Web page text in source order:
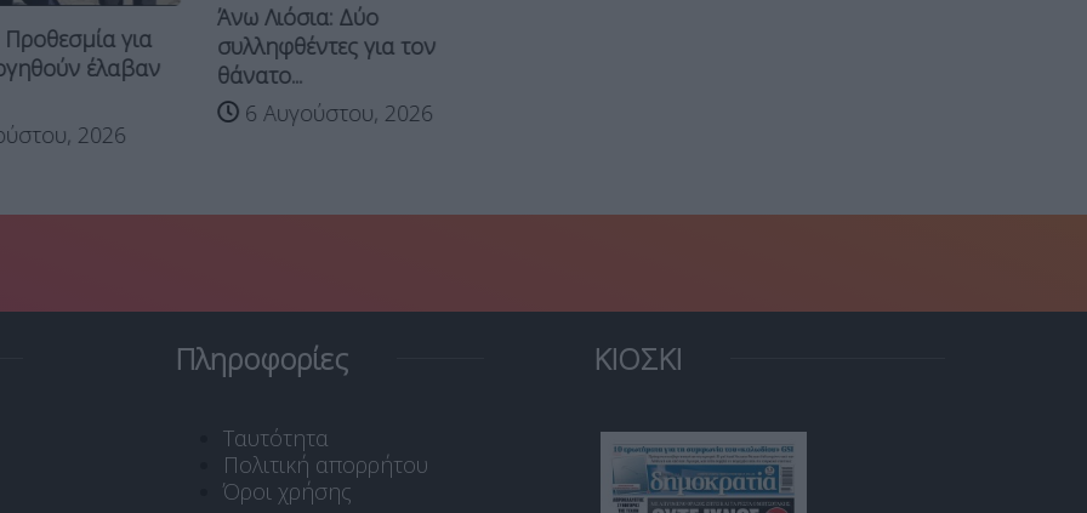
για
έλαβαν
2026
Άνω Λιόσια: Δύο
συλληφθέντες για τον
θάνατο...
6 Αυγούστου, 2026
Πληροφορίες
Ταυτότητα
Πολιτική απορρήτου
Όροι χρήσης
ΚΙΟΣΚΙ